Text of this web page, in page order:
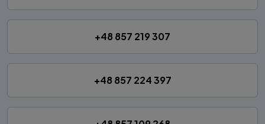
+48 857 219 307
+48 857 224 397